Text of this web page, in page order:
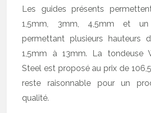
Les guides présents
1,5mm, 3mm, 4,5mm et
permettant plusieurs hauteurs
1,5mm à 13mm. La tondeuse
Steel est proposé au prix de
reste raisonnable pour un
qualité.